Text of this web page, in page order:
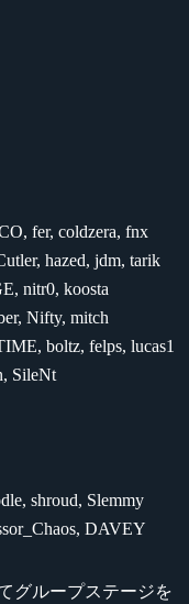
fer, coldzera, fnx
hazed, jdm, tarik
nitr0, koosta
Nifty, mitch
boltz, felps, lucas1
SileNt
shroud, Slemmy
DAVEY
グループステージを